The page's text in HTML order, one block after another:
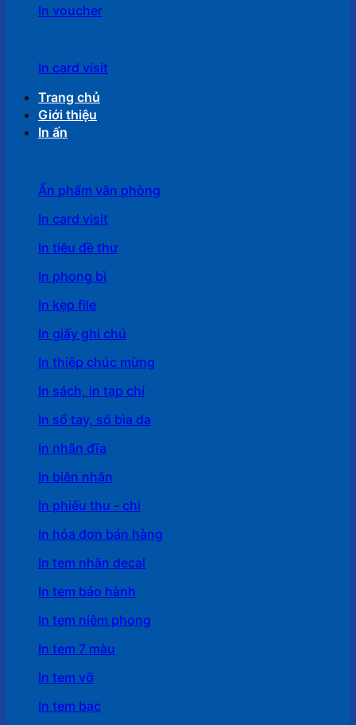
In voucher
In card visit
Trang chủ
Giới thiệu
In ấn
Ấn phẩm văn phòng
In card visit
In tiêu đề thư
In phong bì
In kẹp file
In giấy ghi chú
In thiệp chúc mừng
In sách, in tạp chí
In sổ tay, sổ bìa da
In nhãn đĩa
In biên nhận
In phiếu thu - chi
In hóa đơn bán hàng
In tem nhãn decal
In tem bảo hành
In tem niêm phong
In tem 7 màu
In tem vỡ
In tem bạc